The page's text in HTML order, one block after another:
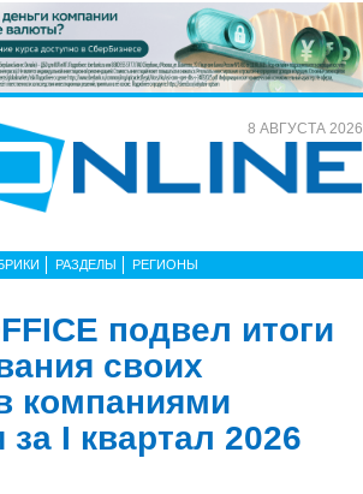
8 АВГУСТА 2026
РАЗДЕЛЫ РЕГИОНЫ
подвел итоги
своих
компаниями
I квартал 2026